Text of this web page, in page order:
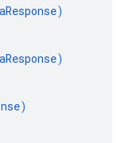
)
)
)